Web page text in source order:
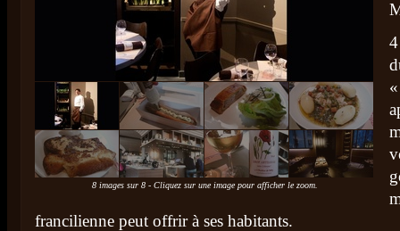
8 images sur 8 - Cliquez sur une image pour afficher le zoom.
francilienne peut offrir à ses habitants.